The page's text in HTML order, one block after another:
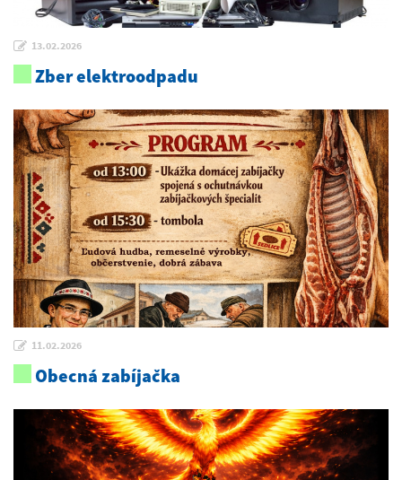
13.02.2026
Zber elektroodpadu
11.02.2026
Obecná zabíjačka